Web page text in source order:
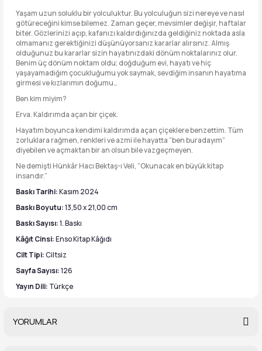
Yaşam uzun soluklu bir yolculuktur. Bu yolculuğun sizi nereye ve nasıl
götüreceğini kimse bilemez. Zaman geçer, mevsimler değişir, haftalar
biter. Gözlerinizi açıp, kafanızı kaldırdığınızda geldiğiniz noktada asla
olmamanız gerektiğinizi düşünüyorsanız kararlar alırsınız. Almış
olduğunuz bu kararlar sizin hayatınızdaki dönüm noktalarınız olur.
Benim üç dönüm noktam oldu; doğduğum evi, hayatı ve hiç
yaşayamadığım çocukluğumu yok saymak, sevdiğim insanın hayatıma
girmesi ve kızlarımın doğumu…
Ben kim miyim?
Erva. Kaldırımda açan bir çiçek.
Hayatım boyunca kendimi kaldırımda açan çiçeklere benzettim. Tüm
zorluklara rağmen, renkleri ve azmi ile hayatta “ben buradayım”
diyebilen ve açmaktan bir an olsun bile vazgeçmeyen.
Ne demişti Hünkâr Hacı Bektaş-ı Veli, “Okunacak en büyük kitap
insandır.”
Baskı Tarihi:Kasım 2024
Baskı Boyutu:13,50 x 21,00 cm
Baskı Sayısı:1. Baskı
Kâğıt Cinsi:Enso Kitap Kâğıdı
Cilt Tipi:Ciltsiz
Sayfa Sayısı:126
Yayın Dili: Türkçe
YORUMLAR